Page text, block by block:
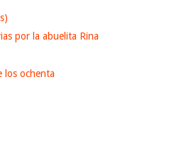
por la abuelita Rina
los ochenta